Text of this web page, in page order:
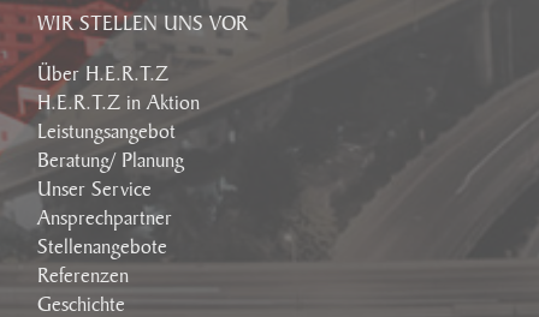
WIR STELLEN UNS VOR
Über H.E.R.T.Z
H.E.R.T.Z in Aktion
Leistungsangebot
Beratung/ Planung
Unser Service
Ansprechpartner
Stellenangebote
Referenzen
Geschichte